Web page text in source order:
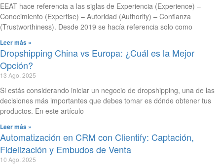
EEAT hace referencia a las siglas de Experiencia (Experience) –
Conocimiento (Expertise) – Autoridad (Authority) – Confianza
(Trustworthiness). Desde 2019 se hacía referencia solo como
Leer más »
Dropshipping China vs Europa: ¿Cuál es la Mejor
Opción?
13 Ago. 2025
Si estás considerando iniciar un negocio de dropshipping, una de las
decisiones más importantes que debes tomar es dónde obtener tus
productos. En este artículo
Leer más »
Automatización en CRM con Clientify: Captación,
Fidelización y Embudos de Venta
10 Ago. 2025